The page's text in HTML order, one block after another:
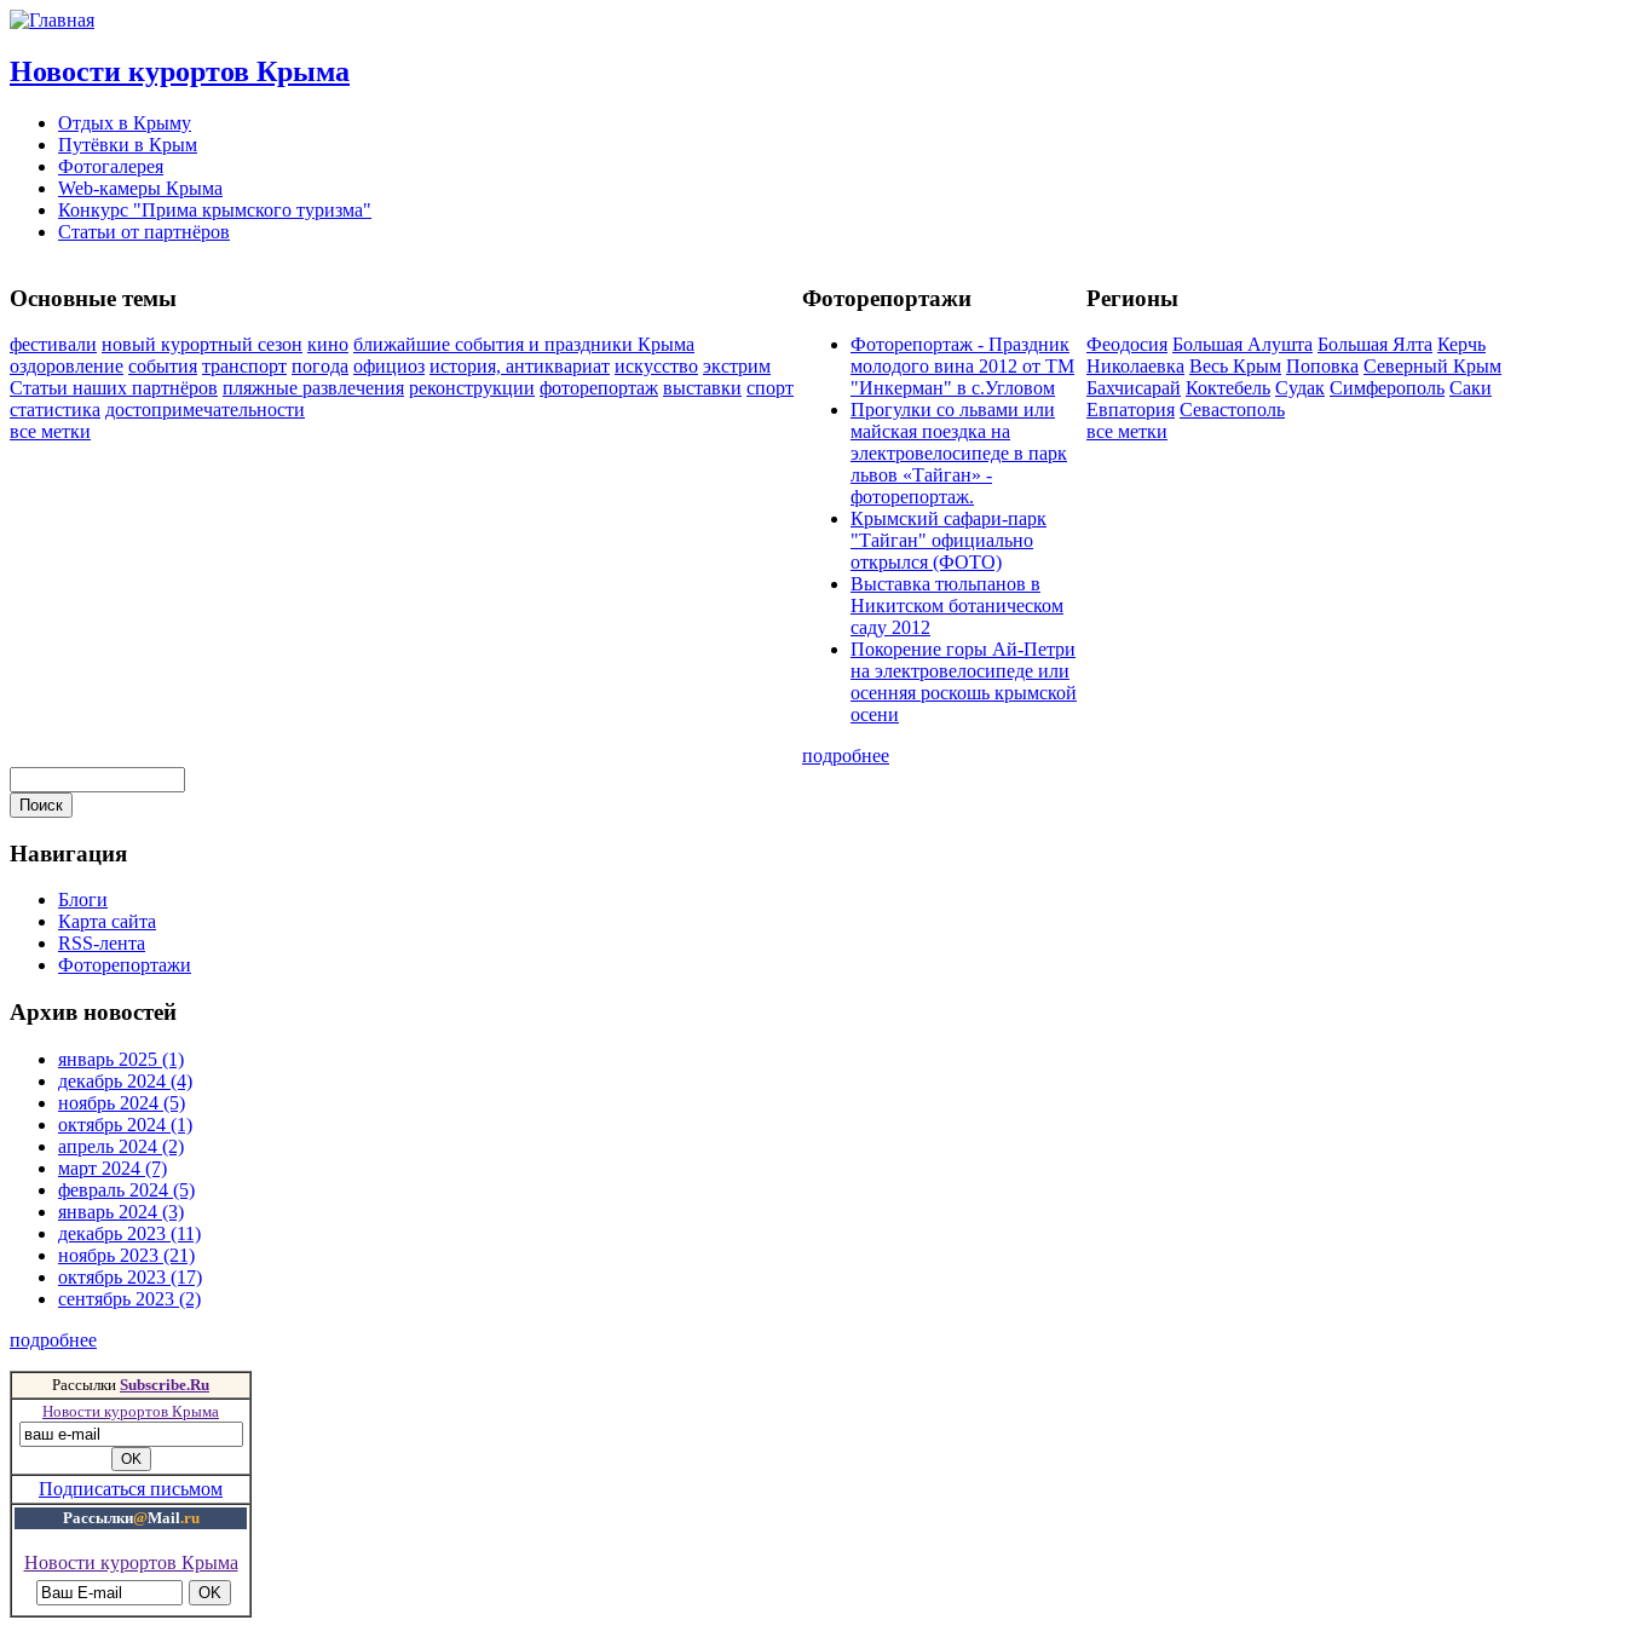
Новости курортов Крыма
Отдых в Крыму
Путёвки в Крым
Фотогалерея
Web-камеры Крыма
Конкурс "Прима крымского туризма"
Статьи от партнёров
Основные темы
фестивали новый курортный сезон кино ближайшие события и праздники Крыма
оздоровление события транспорт погода официоз история, антиквариат искусство экстрим
Статьи наших партнёров пляжные развлечения реконструкции фоторепортаж выставки спорт
статистика достопримечательности
все метки
Фоторепортажи
Фоторепортаж - Праздник
молодого вина 2012 от ТМ
"Инкерман" в с.Угловом
Прогулки cо львами или
майская поездка на
электровелосипеде в парк
львов «Тайган» -
фоторепортаж.
Крымский сафари-парк
"Тайган" официально
открылся (ФОТО)
Выставка тюльпанов в
Никитском ботаническом
саду 2012
Покорение горы Ай-Петри
на электровелосипеде или
осенняя роскошь крымской
осени
подробнее
Регионы
Феодосия Большая Алушта Большая Ялта Керчь
Николаевка Весь Крым Поповка Северный Крым
Бахчисарай Коктебель Судак Симферополь Саки
Евпатория Севастополь
все метки
Навигация
Блоги
Карта сайта
RSS-лента
Фоторепортажи
Архив новостей
январь 2025 (1)
декабрь 2024 (4)
ноябрь 2024 (5)
октябрь 2024 (1)
апрель 2024 (2)
март 2024 (7)
февраль 2024 (5)
январь 2024 (3)
декабрь 2023 (11)
ноябрь 2023 (21)
октябрь 2023 (17)
сентябрь 2023 (2)
подробнее
Рассылки Subscribe.Ru
Новости курортов Крыма
Подписаться письмом
Рассылки@Mail.ru
Новости курортов Крыма